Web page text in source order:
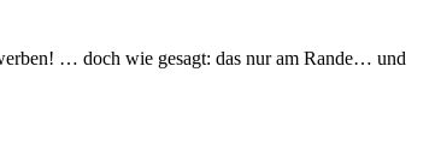
… doch wie gesagt: das nur am Rande… und